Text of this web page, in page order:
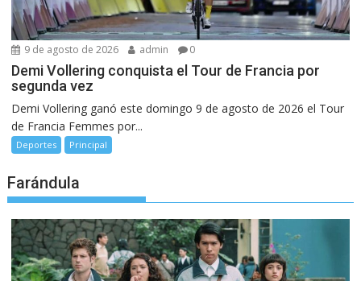
9 de agosto de 2026 admin 0
Demi Vollering conquista el Tour de Francia por
segunda vez
Demi Vollering ganó este domingo 9 de agosto de 2026 el Tour
de Francia Femmes por...
Deportes Principal
Farándula